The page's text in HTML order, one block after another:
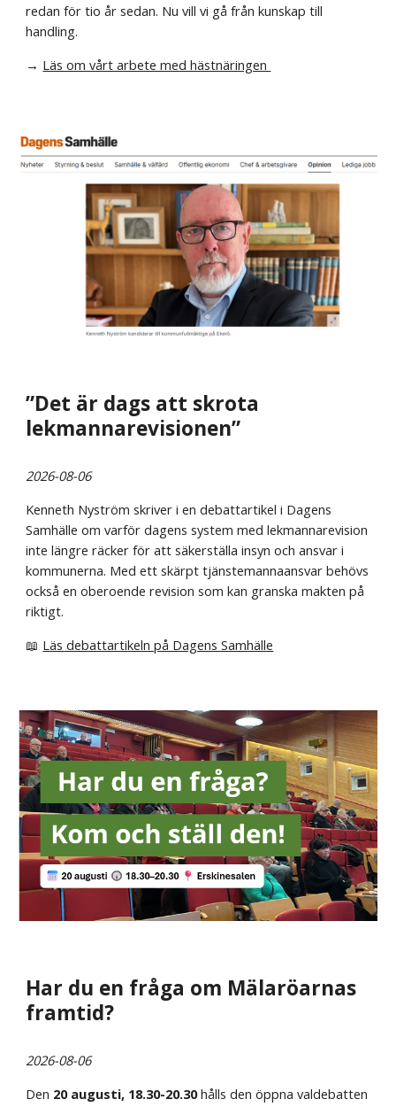
redan för tio år sedan. Nu vill vi gå från kunskap till
handling.
→ Läs om vårt arbete med hästnäringen
”Det är dags att skrota
lekmannarevisionen”
2026-08-06
Kenneth Nyström skriver i en debattartikel i Dagens
Samhälle om varför dagens system med lekmannarevision
inte längre räcker för att säkerställa insyn och ansvar i
kommunerna. Med ett skärpt tjänstemannaansvar behövs
också en oberoende revision som kan granska makten på
riktigt.
📖 Läs debattartikeln på Dagens Samhälle
Har du en fråga om Mälaröarnas
framtid?
2026-08-06
Den 20 augusti, 18.30-20.30hålls den öppna valdebatten